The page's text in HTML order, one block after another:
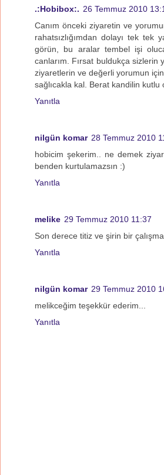
.:Hobibox:. 26 Temmuz 2010
Canım önceki ziyaretin ve
rahatsızlığımdan dolayı tek tek
görün, bu aralar tembel işi
canlarım. Fırsat buldukça sizlerin
ziyaretlerin ve değerli yorumun
sağlıcakla kal. Berat kandilin kutlu
Yanıtla
nilgün komar 28 Temmuz 2010
hobicim şekerim.. ne demek
benden kurtulamazsın :)
Yanıtla
melike 29 Temmuz 2010 11:37
Son derece titiz ve şirin bir
Yanıtla
nilgün komar 29 Temmuz 2010
melikceğim teşekkür ederim...
Yanıtla